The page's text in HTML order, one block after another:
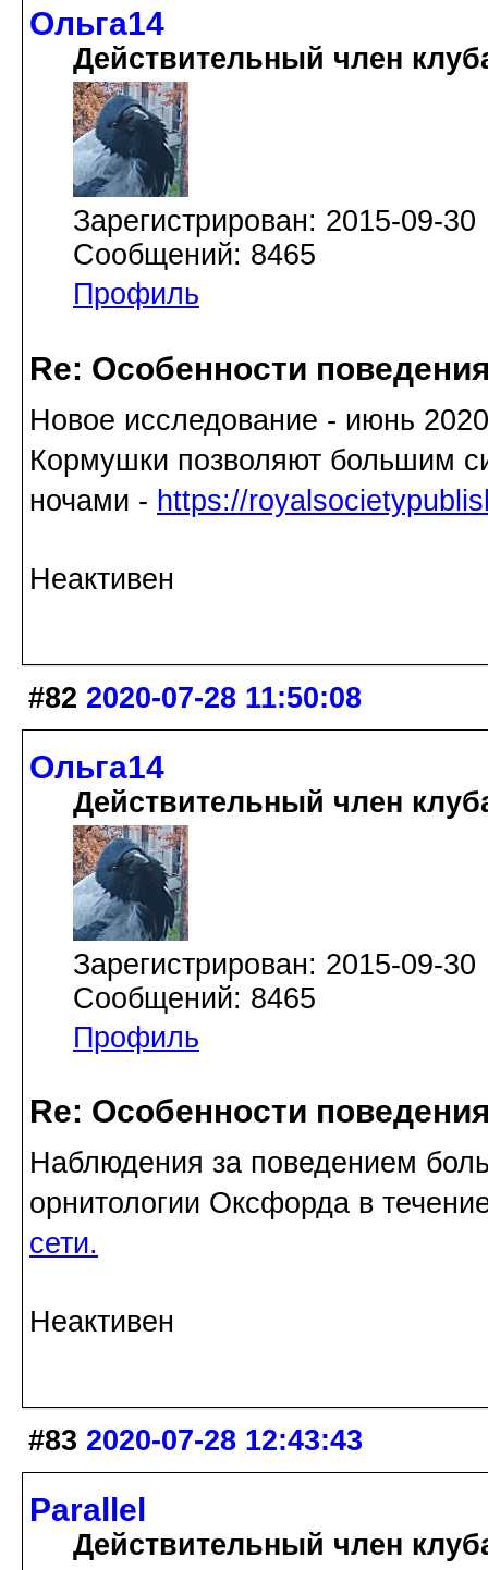
Ольга14
Действительный член
Зарегистрирован: 2015-09-30
Сообщений: 8465
Профиль
Re: Особенности
Новое исследование - июнь
Кормушки позволяют большим
ночами - https://
Неактивен
#82 2020-07-28 11:50:08
Ольга14
Действительный член
Зарегистрирован: 2015-09-30
Сообщений: 8465
Профиль
Re: Особенности
Наблюдения за поведением
орнитологии Оксфорда в
сети.
Неактивен
#83 2020-07-28 12:43:43
Parallel
Действительный член